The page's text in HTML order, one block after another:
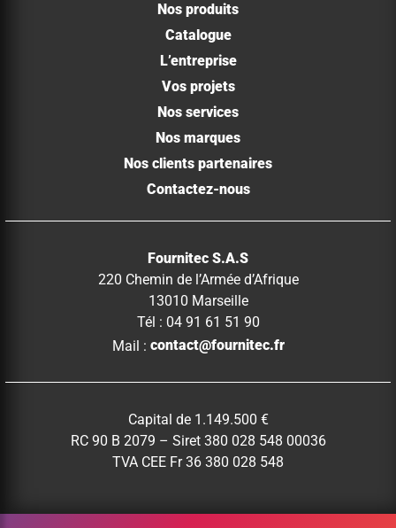
Nos produits
Catalogue
L’entreprise
Vos projets
Nos services
Nos marques
Nos clients partenaires
Contactez-nous
Fournitec S.A.S
220 Chemin de l’Armée d’Afrique
13010 Marseille
Tél : 04 91 61 51 90
Mail : contact@fournitec.fr
Capital de 1.149.500 €
RC 90 B 2079 – Siret 380 028 548 00036
TVA CEE Fr 36 380 028 548